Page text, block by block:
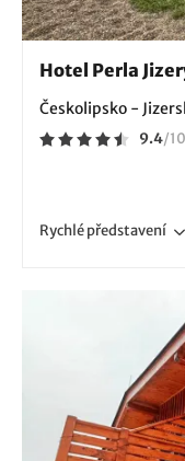
Hotel Perla
Českolipsko -
9.4/10
Rychlépředstavení